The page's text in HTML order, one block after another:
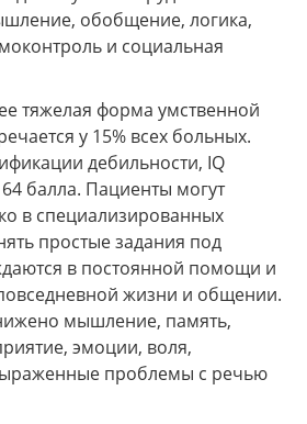
обобщение, логика,
и социальная
тяжелая форма умственной
у 15% всех больных.
дебильности, IQ
64 балла. Пациенты могут
в специализированных
простые задания под
в постоянной помощи и
жизни и общении.
мышление, память,
эмоции, воля,
проблемы с речью